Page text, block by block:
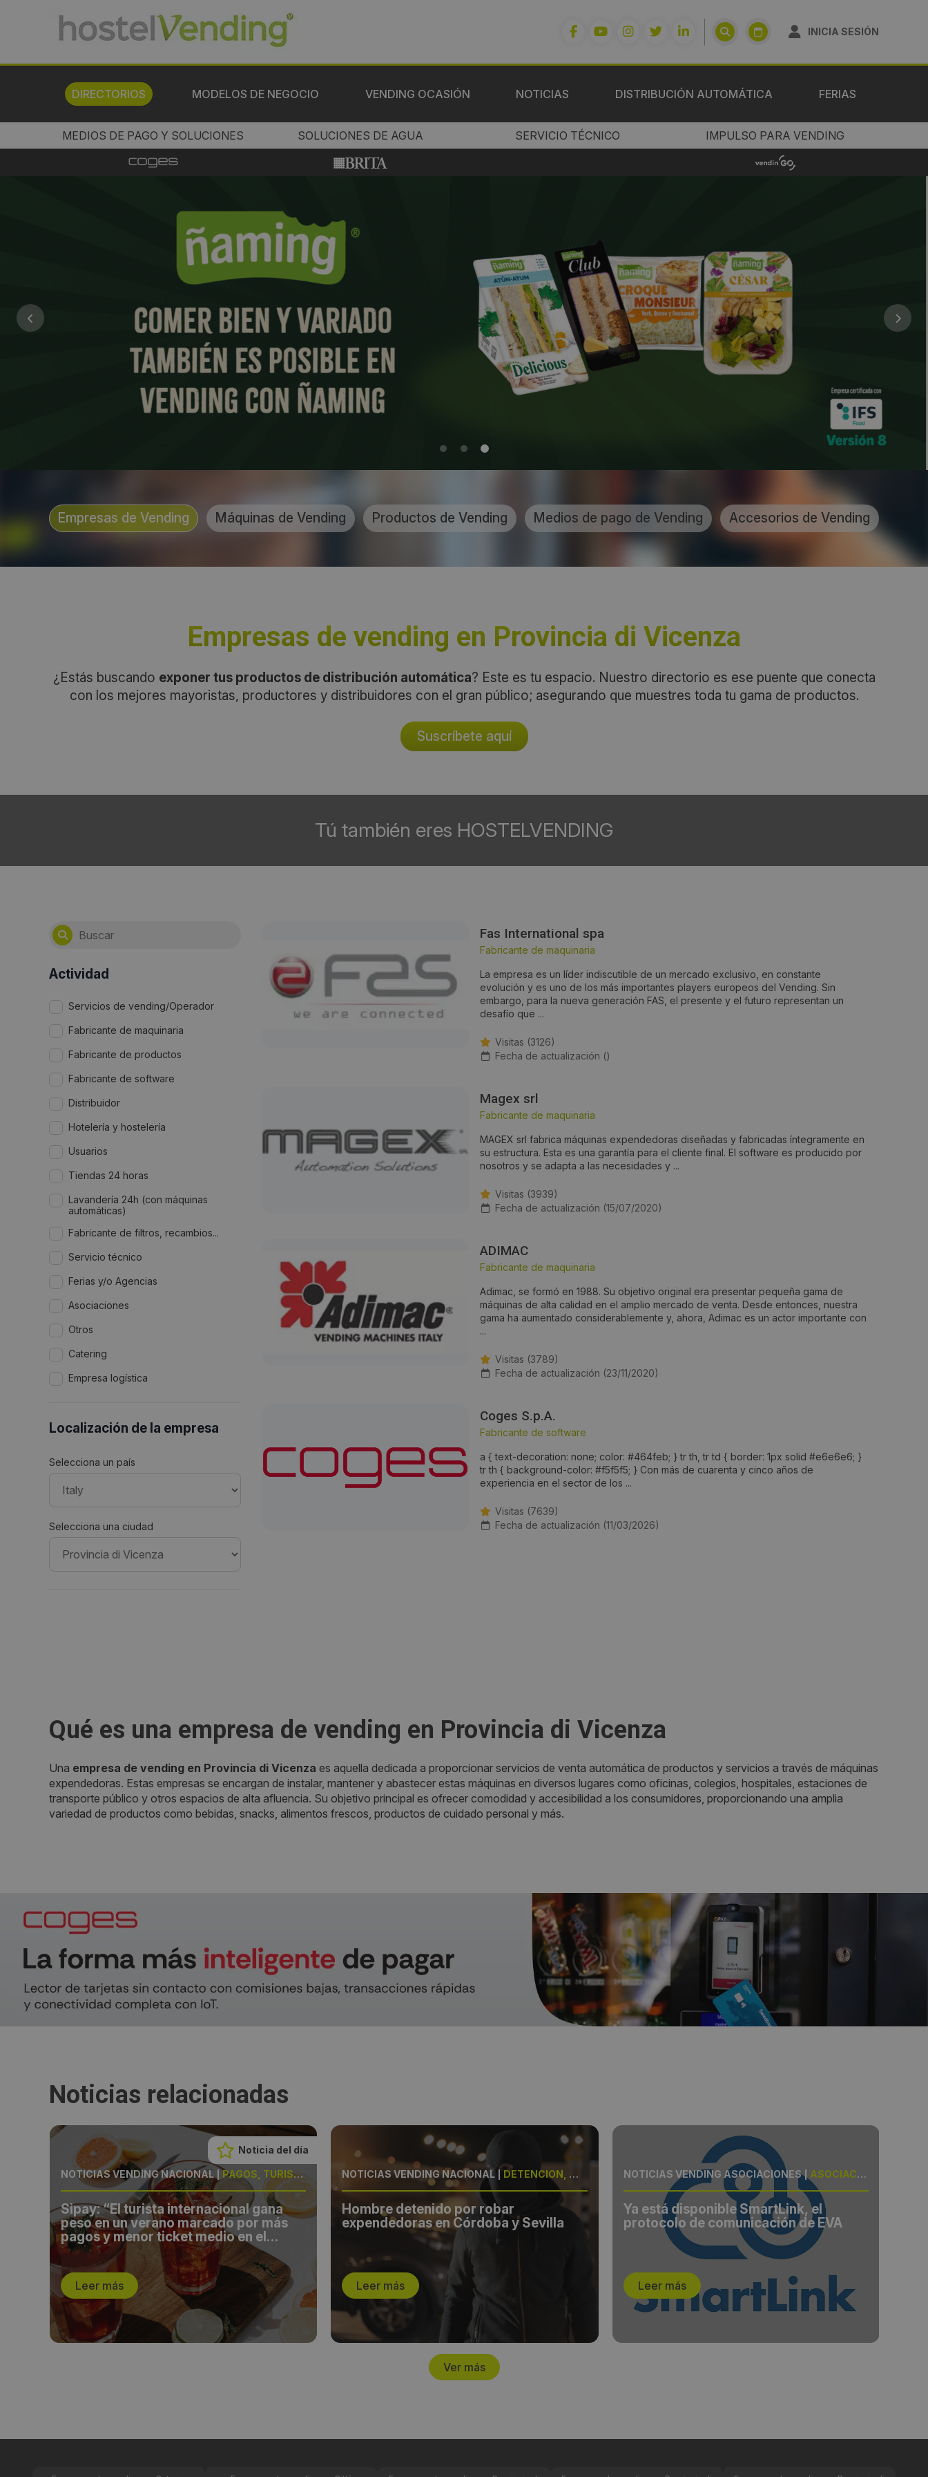
INICIA SESIÓN
DIRECTORIOS MODELOS DE NEGOCIO VENDING OCASIÓN NOTICIAS DISTRIBUCIÓN AUTOMÁTICA FERIAS
MEDIOS DE PAGO Y SOLUCIONES SOLUCIONES DE AGUA SERVICIO TÉCNICO IMPULSO PARA VENDING
Empresas de Vending Máquinas de Vending Productos de Vending Medios de pago de Vending Accesorios de Vending
Empresas de vending en Provincia di Vicenza
¿Estás buscando exponer tus productos de distribución automática? Este es tu espacio. Nuestro directorio es ese puente que conecta
con los mejores mayoristas, productores y distribuidores con el gran público; asegurando que muestres toda tu gama de productos.
Suscríbete aquí
Tú también eres HOSTELVENDING
Actividad
Servicios de vending/Operador
Fabricante de maquinaria
Fabricante de productos
Fabricante de software
Distribuidor
Hotelería y hostelería
Usuarios
Tiendas 24 horas
Lavandería 24h (con máquinas
automáticas)
Fabricante de filtros, recambios...
Servicio técnico
Ferias y/o Agencias
Asociaciones
Otros
Catering
Empresa logística
Localización de la empresa
Selecciona un país
Selecciona una ciudad
Fas International spa
Fabricante de maquinaria
La empresa es un líder indiscutible de un mercado exclusivo, en constante
evolución y es uno de los más importantes players europeos del Vending. Sin
embargo, para la nueva generación FAS, el presente y el futuro representan un
desafío que ...
Visitas (3126)
Fecha de actualización ()
Magex srl
Fabricante de maquinaria
MAGEX srl fabrica máquinas expendedoras diseñadas y fabricadas íntegramente en
su estructura. Esta es una garantía para el cliente final. El software es producido por
nosotros y se adapta a las necesidades y ...
Visitas (3939)
Fecha de actualización (15/07/2020)
ADIMAC
Fabricante de maquinaria
Adimac, se formó en 1988. Su objetivo original era presentar pequeña gama de
máquinas de alta calidad en el amplio mercado de venta. Desde entonces, nuestra
gama ha aumentado considerablemente y, ahora, Adimac es un actor importante con
...
Visitas (3789)
Fecha de actualización (23/11/2020)
Coges S.p.A.
Fabricante de software
a { text-decoration: none; color: #464feb; } tr th, tr td { border: 1px solid #e6e6e6; }
tr th { background-color: #f5f5f5; } Con más de cuarenta y cinco años de
experiencia en el sector de los ...
Visitas (7639)
Fecha de actualización (11/03/2026)
Qué es una empresa de vending en Provincia di Vicenza
Una empresa de vending en Provincia di Vicenza es aquella dedicada a proporcionar servicios de venta automática de productos y servicios a través de máquinas
expendedoras. Estas empresas se encargan de instalar, mantener y abastecer estas máquinas en diversos lugares como oficinas, colegios, hospitales, estaciones de
transporte público y otros espacios de alta afluencia. Su objetivo principal es ofrecer comodidad y accesibilidad a los consumidores, proporcionando una amplia
variedad de productos como bebidas, snacks, alimentos frescos, productos de cuidado personal y más.
Noticias relacionadas
NOTICIAS VENDING NACIONAL| PAGOS, TURISMO
Sipay: “El turista internacional gana
peso en un verano marcado por más
pagos y menor ticket medio en el
comercio español”
Leer más
Noticia del día
NOTICIAS VENDING NACIONAL DETENCIÓN, MÁQUINAS
Hombre detenido por robar
expendedoras en Córdoba y Sevilla
Leer más
NOTICIAS VENDING ASOCIACIONES| ASOCIACIÓN, LANZAMIENTO
Ya está disponible SmartLink, el
protocolo de comunicación de EVA
Leer más
Ver más